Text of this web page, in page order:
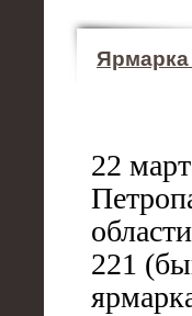
Ярмарка
22
221